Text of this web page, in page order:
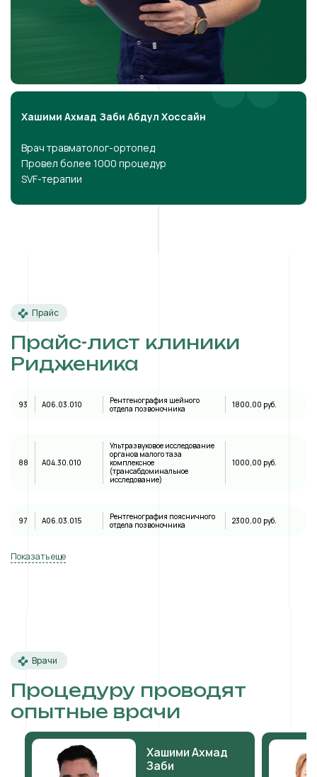
Хашими Ахмад Заби Абдул Хоссайн
Врач травматолог-ортопед
Провел более 1000 процедур
SVF-терапии
Прайс
Прайс-лист клиники
Ридженика
93 A06.03.010
Рентгенография шейного
отдела позвоночника
1800,00 руб.
88 А04.30.010
Ультразвуковое исследование
органов малого таза
комплексное
(трансабдоминальное
исследование)
1000,00 руб.
97 A06.03.015
Рентгенография поясничного
отдела позвоночника
2300,00 руб.
Показать еще
Врачи
Процедуру проводят
опытные врачи
Хашими Ахмад
Заби